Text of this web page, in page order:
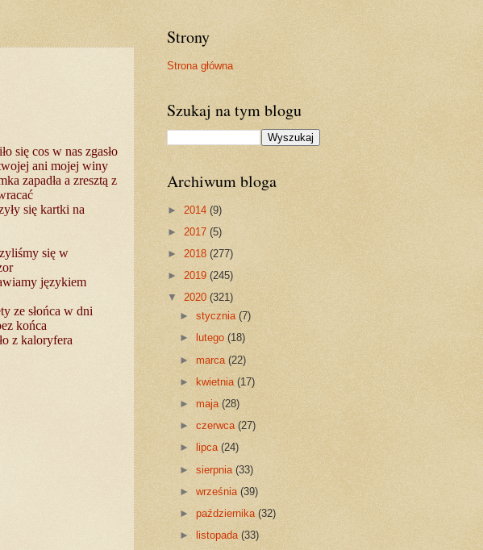
się cos w nas zgasło
ani mojej winy
zapadła a zresztą z
się kartki na
się w
językiem
ze słońca w dni
końca
z kaloryfera
Strony
Strona główna
Szukaj na tym blogu
Archiwum bloga
► 2014 (9)
► 2017 (5)
► 2018 (277)
► 2019 (245)
▼ 2020 (321)
►stycznia(7)
►
lutego(18)
►marca(22)
►
kwietnia(17)
► maja(28)
►czerwca(27)
►
lipca(24)
►sierpnia(33)
►września(39)
►października(32)
►
listopada(33)